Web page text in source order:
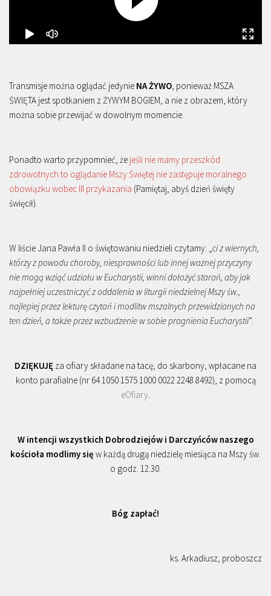
Transmisje można oglądać jedynie NA ŻYWO, ponieważ MSZA
ŚWIĘTA jest spotkaniem z ŻYWYM BOGIEM, a nie z obrazem, który
można sobie przewijać w dowolnym momencie.
Ponadto warto przypomnieć, że jeśli nie mamy przeszkód
zdrowotnych to oglądanie Mszy Świętej nie zastępuje moralnego
obowiązku wobec III przykazania (Pamiętaj, abyś dzień święty
święcił).
W liście Jana Pawła II o świętowaniu niedzieli czytamy: „ci z wiernych,
którzy z powodu choroby, niesprawności lub innej ważnej przyczyny
nie mogą wziąć udziału w Eucharystii, winni dołożyć starań, aby jak
najpełniej uczestniczyć z oddalenia w liturgii niedzielnej Mszy św.,
najlepiej przez lekturę czytań i modlitw mszalnych przewidzianych na
ten dzień, a także przez wzbudzenie w sobie pragnienia Eucharystii”.
DZIĘKUJĘ za ofiary składane na tacę, do skarbony, wpłacane na
konto parafialne (nr 64 1050 1575 1000 0022 2248 8492), z pomocą
eOfiary.
W intencji wszystkich Dobrodziejów i Darczyńców naszego
kościoła modlimy się w każdą drugą niedzielę miesiąca na Mszy św.
o godz. 12.30.
Bóg zapłać!
ks. Arkadiusz, proboszcz